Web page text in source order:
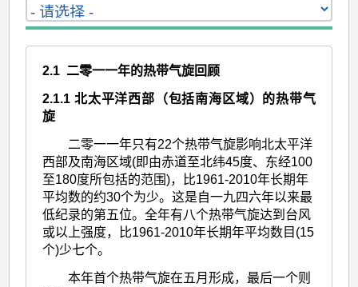
2.1 二零一一年的热带气旋回顾
2.1.1 北太平洋西部（包括南海区域）的热带气
旋
二零一一年只有22个热带气旋影响北太平洋
西部及南海区域(即由赤道至北纬45度、东经100
至180度所包括的范围)，比1961-2010年长期年
平均数的约30个为少。这是自一九四六年以来最
低纪录的第五位。全年有八个热带气旋达到台风
或以上强度，比1961-2010年长期年平均数目(15
个)少七个。
本年首个热带气旋在五月形成，最后一个则